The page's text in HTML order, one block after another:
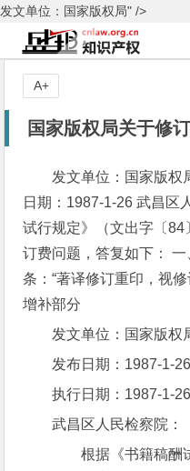
发文单位：国家版权局" />
国家版权局关于修
发文单位：国家版权
日期：1987-1-26 武昌区
试行规定》（文出字〔
订费问题，答复如下：
条：“著译修订重印，视
增补部分
发文单位：国家版权
发布日期：1987-1-26
执行日期：1987-1-26
武昌区人民检察院：
根据《书籍稿酬试
A+